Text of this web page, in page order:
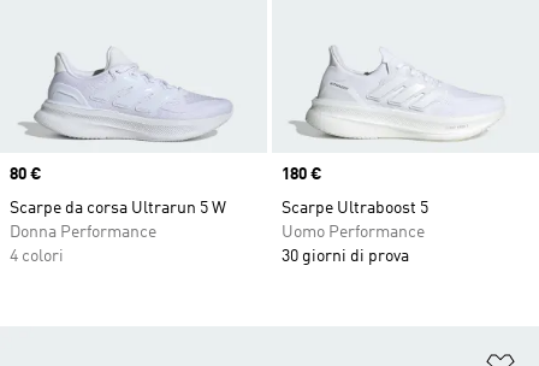
Price
80 €
Scarpe da corsa Ultrarun 5 W
Donna Performance
4 colori
Price
180 €
Scarpe Ultraboost 5
Uomo Performance
30 giorni di prova